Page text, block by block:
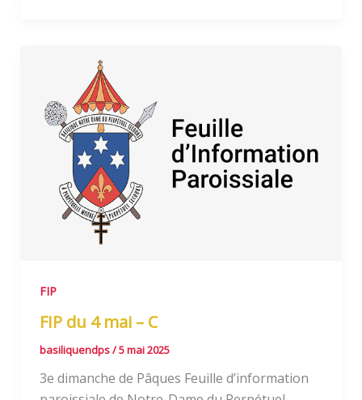
FIP
FIP du 4 mai – C
basiliquendps/5 mai 2025
3e dimanche de Pâques Feuille d’information